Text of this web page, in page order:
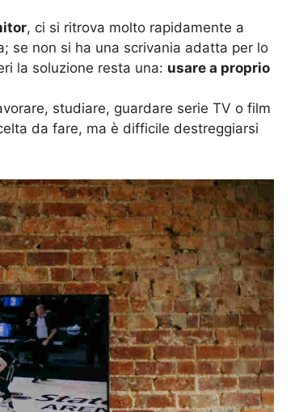
, ci si ritrova molto rapidamente a
se non si ha una scrivania adatta per lo
la soluzione resta una: usare a proprio
studiare, guardare serie TV o film
da fare, ma è difficile destreggiarsi